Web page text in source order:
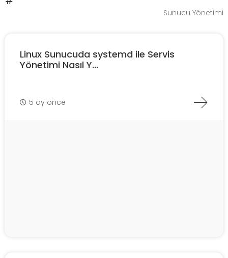
Sunucu Yönetimi
Linux Sunucuda systemd ile Servis
Yönetimi Nasıl Y...
5 ay önce